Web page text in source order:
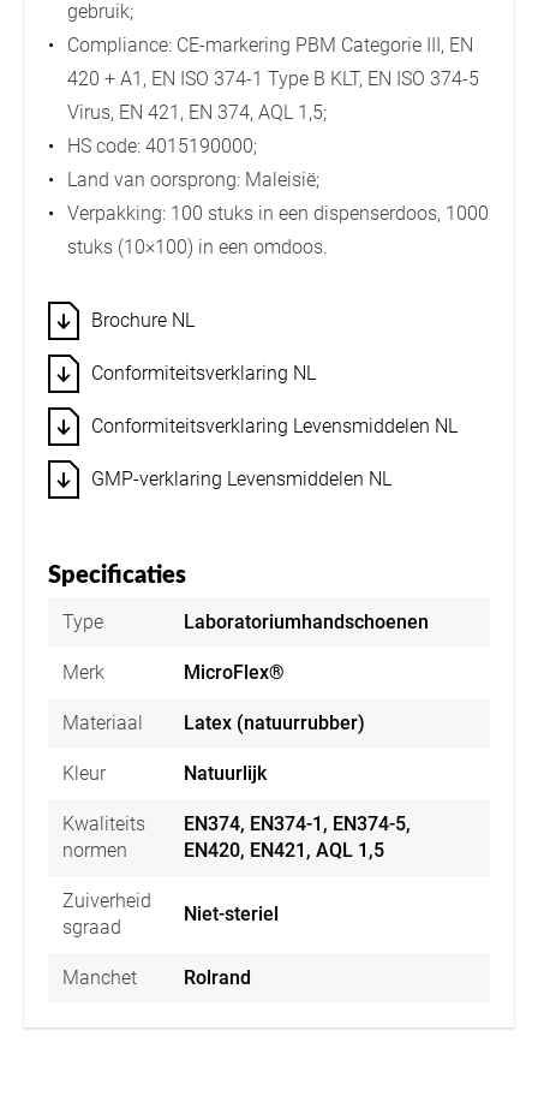
gebruik;
Compliance: CE-markering PBM Categorie III, EN
420 + A1, EN ISO 374-1 Type B KLT, EN ISO 374-5
Virus, EN 421, EN 374, AQL 1,5;
HS code: 4015190000;
Land van oorsprong: Maleisië;
Verpakking: 100 stuks in een dispenserdoos, 1000
stuks (10×100) in een omdoos.
Brochure NL
Conformiteitsverklaring NL
Conformiteitsverklaring Levensmiddelen NL
GMP-verklaring Levensmiddelen NL
Specificaties
Type Laboratoriumhandschoenen
Merk MicroFlex®
Materiaal Latex (natuurrubber)
Kleur Natuurlijk
Kwaliteits
normen
EN374, EN374-1, EN374-5,
EN420, EN421, AQL 1,5
Zuiverheid
sgraad
Niet-steriel
Manchet Rolrand